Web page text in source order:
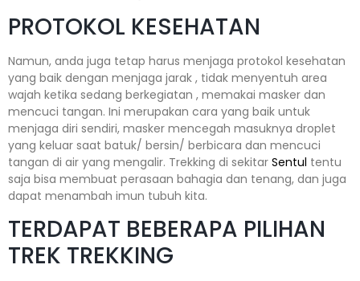
PROTOKOL KESEHATAN
Namun, anda juga tetap harus menjaga protokol kesehatan
yang baik dengan menjaga jarak , tidak menyentuh area
wajah ketika sedang berkegiatan , memakai masker dan
mencuci tangan. Ini merupakan cara yang baik untuk
menjaga diri sendiri, masker mencegah masuknya droplet
yang keluar saat batuk/ bersin/ berbicara dan mencuci
tangan di air yang mengalir. Trekking di sekitar Sentul tentu
saja bisa membuat perasaan bahagia dan tenang, dan juga
dapat menambah imun tubuh kita.
TERDAPAT BEBERAPA PILIHAN
TREK TREKKING